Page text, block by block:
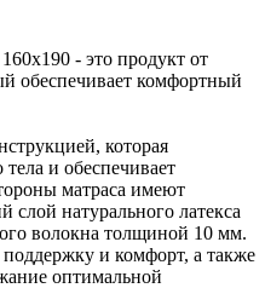
- это продукт от
обеспечивает комфортный
которая
и обеспечивает
матраса имеют
натурального латекса
волокна толщиной 10 мм.
и комфорт, а также
оптимальной